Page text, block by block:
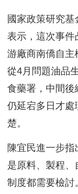
國家政策研究基
表示，這次事件
游廠商南僑自主
從4月問題油品
食藥署，中間後
仍延宕多日才處
楚。
陳宜民進一步
是原料、製程、
制度都需要檢討